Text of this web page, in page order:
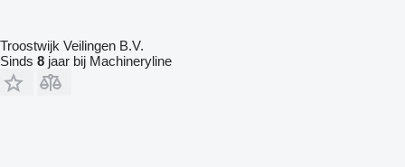
Troostwijk Veilingen B.V.
Sinds 8 jaar bij Machineryline